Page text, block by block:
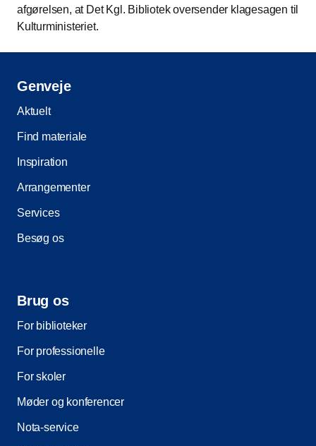
afgørelsen, at Det Kgl. Bibliotek oversender klagesagen til
Kulturministeriet.
Genveje
Aktuelt
Find materiale
Inspiration
Arrangementer
Services
Besøg os
Brug os
For biblioteker
For professionelle
For skoler
Møder og konferencer
Nota-service